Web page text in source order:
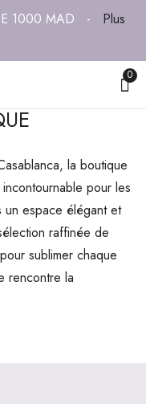
1000 MAD - Plus
0
la boutique
pour les
un espace élégant et
raffinée de
sublimer chaque
rencontre la